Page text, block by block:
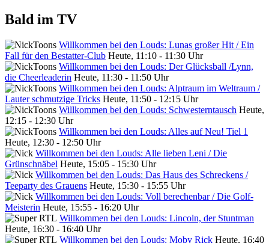
Bald im TV
Willkommen bei den Louds: Lunas großer Hit / Ein
Fall für den Bestatter-Club Heute, 11:10 - 11:30 Uhr
Willkommen bei den Louds: Der Glücksball /Lynn,
die Cheerleaderin Heute, 11:30 - 11:50 Uhr
Willkommen bei den Louds: Alptraum im Weltraum /
Lauter schmutzige Tricks Heute, 11:50 - 12:15 Uhr
Willkommen bei den Louds: Schwesterntausch Heute,
12:15 - 12:30 Uhr
Willkommen bei den Louds: Alles auf Neu! Tiel 1
Heute, 12:30 - 12:50 Uhr
Willkommen bei den Louds: Alle lieben Leni / Die
Grünschnäbel Heute, 15:05 - 15:30 Uhr
Willkommen bei den Louds: Das Haus des Schreckens /
Teeparty des Grauens Heute, 15:30 - 15:55 Uhr
Willkommen bei den Louds: Voll berechenbar / Die Golf-
Meisterin Heute, 15:55 - 16:20 Uhr
Willkommen bei den Louds: Lincoln, der Stuntman
Heute, 16:30 - 16:40 Uhr
Willkommen bei den Louds: Moby Rick Heute, 16:40